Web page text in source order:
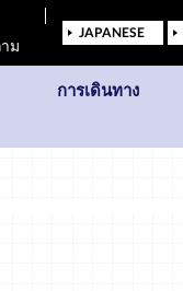
ม
JAPANESE
การเดินทาง